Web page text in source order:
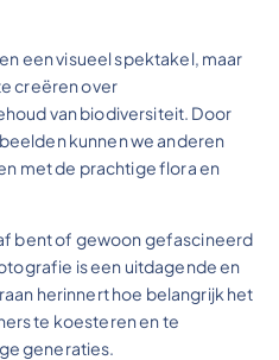
een visueel spektakel, maar
creëren over
van biodiversiteit. Door
kunnen we anderen
met de prachtige flora en
bent of gewoon gefascineerd
is een uitdagende en
herinnert hoe belangrijk het
te koesteren en te
generaties.